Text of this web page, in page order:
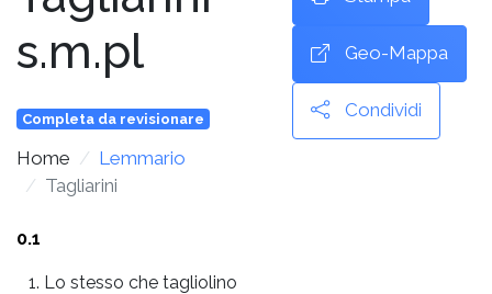
s.m.pl
Completa da revisionare
Home
Lemmario
Tagliarini
Geo-Mappa
Condividi
0.1
Lo stesso che tagliolino